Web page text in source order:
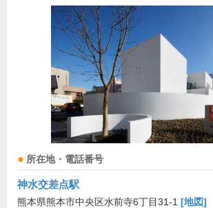
所在地・電話番号
神水交差点駅
熊本県熊本市中央区水前寺6丁目31-1 [地図]